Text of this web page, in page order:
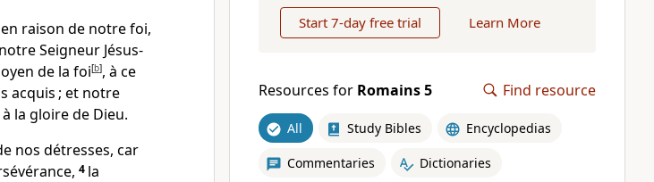
raison de notre foi,
Seigneur Jésus-
de la foi[b], à ce
acquis ; et notre
la gloire de Dieu.
nos détresses, car
4 la
Start 7-day free trial Learn More
Resources for Romains 5 Find resource
All Study Bibles Encyclopedias
Commentaries Dictionaries